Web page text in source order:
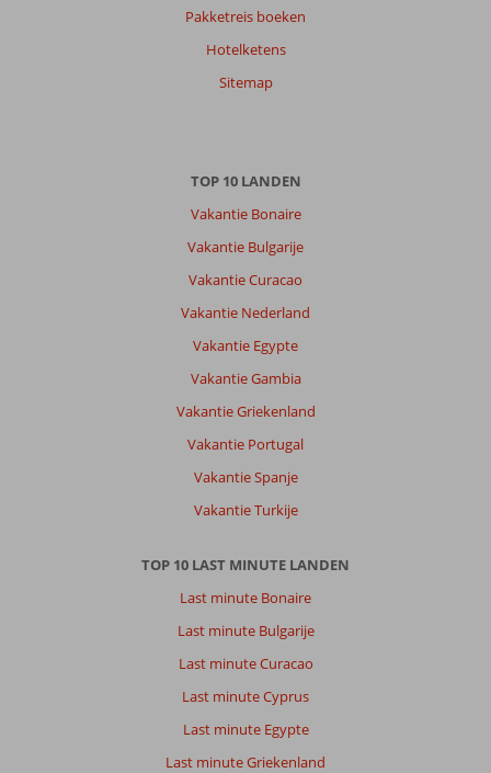
Pakketreis boeken
Hotelketens
Sitemap
TOP 10 LANDEN
Vakantie Bonaire
Vakantie Bulgarije
Vakantie Curacao
Vakantie Nederland
Vakantie Egypte
Vakantie Gambia
Vakantie Griekenland
Vakantie Portugal
Vakantie Spanje
Vakantie Turkije
TOP 10 LAST MINUTE LANDEN
Last minute Bonaire
Last minute Bulgarije
Last minute Curacao
Last minute Cyprus
Last minute Egypte
Last minute Griekenland